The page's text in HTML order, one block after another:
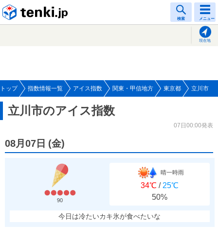
検索 メニュー
現在地
トップ 指数情報一覧 アイス指数 関東・甲信地方 東京都 立川市
立川市のアイス指数
07日00:00発表
08月07日 (金)
90
晴一時雨
34℃ / 25℃
50%
今日は冷たいカキ氷が食べたいな